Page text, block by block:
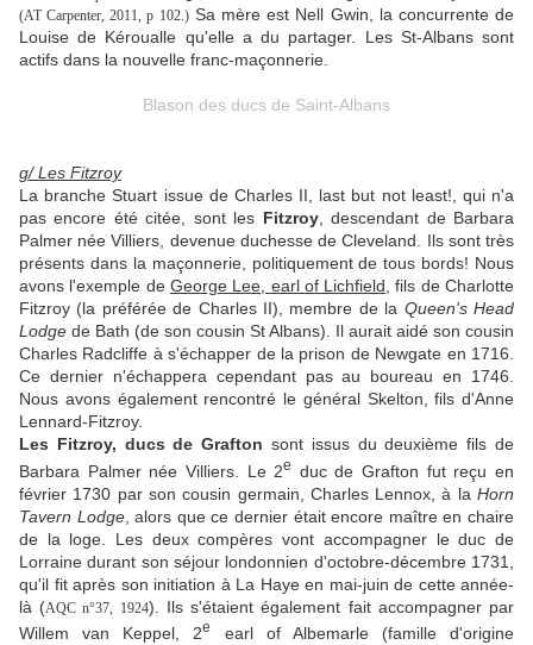
(AT Carpenter, 2011, p 102.)Sa mère est Nell Gwin, la concurrente de
Louise de Kéroualle qu'elle a du partager. Les St-Albans sont
actifs dans la nouvelle franc-maçonnerie.
Blason des ducs de Saint-Albans
g/ Les Fitzroy
La branche Stuart issue de Charles II, last but not least!, qui n'a
pas encore été citée, sont les Fitzroy, descendant de Barbara
Palmer née Villiers, devenue duchesse de Cleveland. Ils sont très
présents dans la maçonnerie, politiquement de tous bords! Nous
avons l'exemple de George Lee, earl of Lichfield , fils de Charlotte
Fitzroy (la préférée de Charles II), membre de la Queen's Head
Lodge de Bath (de son cousin St Albans). Il aurait aidé son cousin
Charles Radcliffe à s'échapper de la prison de Newgate en 1716.
Ce dernier n'échappera cependant pas au boureau en 1746.
Nous avons également rencontré le général Skelton, fils d'Anne
Lennard-Fitzroy.
Les Fitzroy, ducs de Grafton sont issus du deuxième fils de
Barbara Palmer née Villiers. Le 2e
duc de Grafton fut reçu en
février 1730 par son cousin germain, Charles Lennox, à la Horn
Tavern Lodge, alors que ce dernier était encore maître en chaire
de la loge. Les deux compères vont accompagner le duc de
Lorraine durant son séjour londonnien d'octobre-décembre 1731,
qu'il fit après son initiation à La Haye en mai-juin de cette année-
là (AQC n°37, 1924). Ils s'étaient également fait accompagner par
Willem van Keppel, 2e
earl of Albemarle (famille d'origine